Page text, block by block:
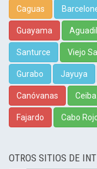
Caguas
Guayama
Santurce Viejo
Gurabo Jayuya
Canóvanas Ceiba
Fajardo Cabo
OTROS SITIOS DE